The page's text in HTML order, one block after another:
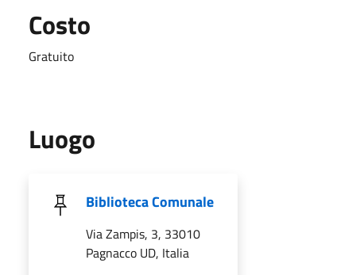
Costo
Gratuito
Luogo
Biblioteca Comunale
Via Zampis, 3, 33010
Pagnacco UD, Italia